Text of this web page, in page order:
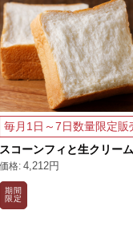
毎月1日～7日数量限定販
スコーンフィと生クリー
4,212円
期間
限定